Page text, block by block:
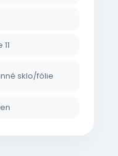
sklo/fólie